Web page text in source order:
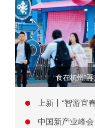
“食在杭州”
上新丨“智游宜
中国新产业峰